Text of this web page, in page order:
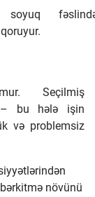
soyuq
Seçilmiş
– bu hələ işin
və problemsiz
bərkitmə növünü